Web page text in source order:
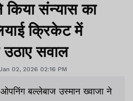
किया संन्यास का
क्रिकेट में
सवाल
02, 2026 02:16 PM
बल्लेबाज उस्मान ख्वाजा ने